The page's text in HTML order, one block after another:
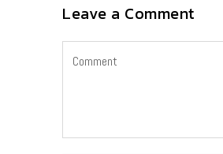
Leave a Comment